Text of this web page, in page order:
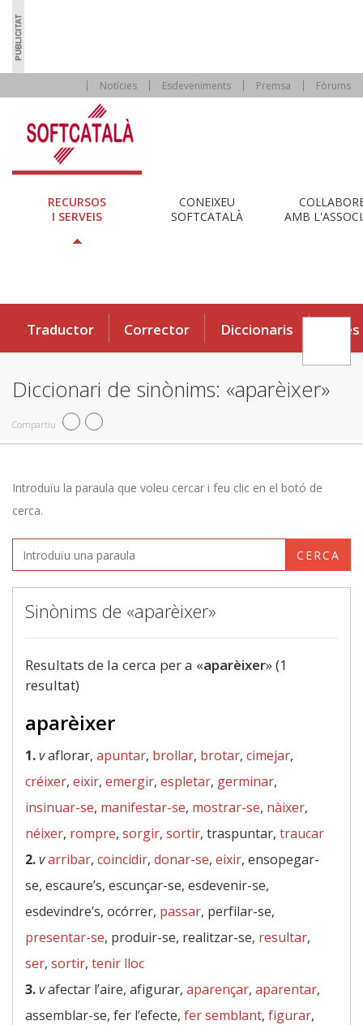
Notícies Esdeveniments Premsa Fòrums
RECURSOS
I SERVEIS
CONEIXEU
SOFTCATALÀ
AMB
Traductor Corrector Diccionaris Eines
Diccionari de sinònims: «aparèixer»
Compartiu
Introduïu la paraula que voleu cercar i feu clic en el botó de
cerca.
CERCA
Sinònims de «aparèixer»
Resultats de la cerca per a «aparèixer» (1
resultat)
aparèixer
1.vaflorar, apuntar, brollar, brotar, cimejar,
créixer, eixir, emergir, espletar, germinar,
insinuar-se, manifestar-se, mostrar-se, nàixer,
néixer, rompre, sorgir, sortir, traspuntar, traucar
2.varribar, coincidir, donar-se, eixir, ensopegar-
se, escaure’s, escunçar-se, esdevenir-se,
esdevindre’s, ocórrer, passar, perfilar-se,
presentar-se, produir-se, realitzar-se, resultar,
ser, sortir, tenir lloc
3.vafectar l’aire, afigurar, aparençar, aparentar,
assemblar-se, fer l’efecte, fer semblant, figurar,